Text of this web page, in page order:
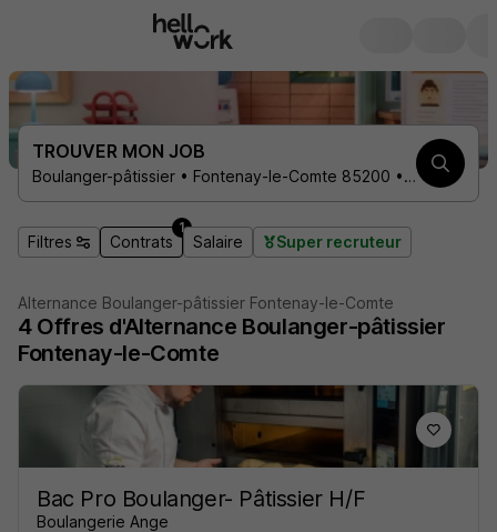
TROUVER MON JOB
Boulanger-pâtissier • Fontenay-le-Comte 85200 • 1 contrat
Filtres Contrats
1
Salaire Super recruteur
Alternance Boulanger-pâtissier Fontenay-le-Comte
4 Offres d'Alternance Boulanger-pâtissier
Fontenay-le-Comte
Bac Pro Boulanger- Pâtissier H/F
Boulangerie Ange